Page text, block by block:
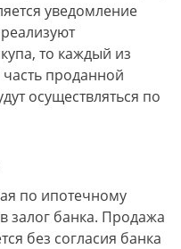
уведомление
то каждый из
проданной
осуществляться по
по ипотечному
залог банка. Продажа
без согласия банка